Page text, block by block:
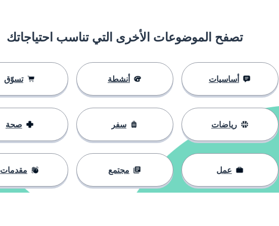
أرخَ؛ حددَ التاريخ
عتيق؛ قديم
حدد؛ وضح
حسب؛ بناءً على
ولدَ
تصفح الموضوعات الأخرى التي تناسب احتياجاتك
أساسيات أنشطة تسوّق
رياضات سفر صحة
عمل مجتمع مقدمات